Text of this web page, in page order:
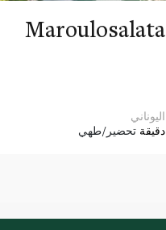
Maroulosalata
اليوناني
دقيقة تحضير/طهي